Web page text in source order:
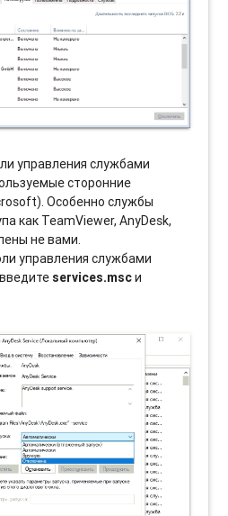
управления службами
сторонние
Особенно службы
как TeamViewer, AnyDesk,
не вами.
управления службами
services.mscи